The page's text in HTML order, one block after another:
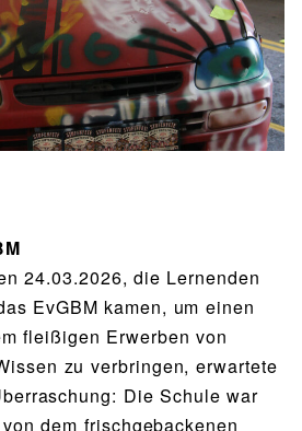
Schulbuchausleihe
Exkursionen
Wettkämpfe
24.03.2026, die Lernenden
EvGBM kamen, um einen
fleißigen Erwerben von
zu verbringen, erwartete
Die Schule war
dem frischgebackenen